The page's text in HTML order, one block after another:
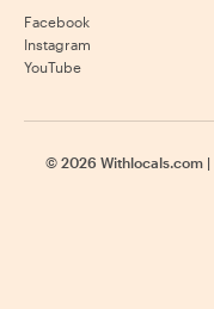
Facebook
Instagram
YouTube
© 2026 Withlocals.com |